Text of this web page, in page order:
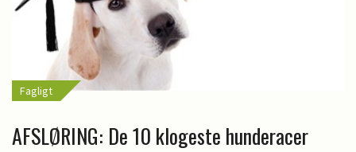
Fagligt
AFSLØRING: De 10 klogeste hunderacer